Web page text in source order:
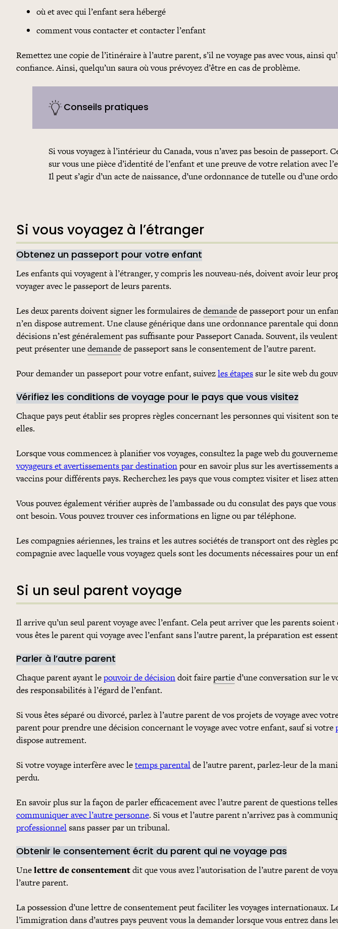
où et avec qui l’enfant sera hébergé
comment vous contacter et contacter l’enfant
Remettez une copie de l’itinéraire à l’autre parent, s’il ne voyage pas avec vous, ainsi
confiance. Ainsi, quelqu’un saura où vous prévoyez d’être en cas de problème.
Conseils pratiques
Si vous voyagez à l’intérieur du Canada, vous n’avez pas besoin de passeport.
sur vous une pièce d’identité de l’enfant et une preuve de votre relation avec
Il peut s’agir d’un acte de naissance, d’une ordonnance de tutelle ou d’une
Si vous voyagez à l’étranger
Obtenez un passeport pour votre enfant
Les enfants qui voyagent à l’étranger, y compris les nouveau-nés, doivent avoir leur
voyager avec le passeport de leurs parents.
Les deux parents doivent signer les formulaires dedemandede passeport pour un
n’en dispose autrement. Une clause générique dans une ordonnance parentale qui
décisions n’est généralement pas suffisante pour Passeport Canada. Souvent, ils
peut présenter unedemandede passeport sans le consentement de l’autre parent.
Pour demander un passeport pour votre enfant, suivezles étapessur le site web du
Vérifiez les conditions de voyage pour le pays que vous visitez
Chaque pays peut établir ses propres règles concernant les personnes qui visitent son
elles.
Lorsque vous commencez à planifier vos voyages, consultez la page web du
voyageurs et avertissements par destinationpour en savoir plus sur les avertissements
vaccins pour différents pays. Recherchez les pays que vous comptez visiter et lisez
Vous pouvez également vérifier auprès de l’ambassade ou du consulat des pays que
ont besoin. Vous pouvez trouver ces informations en ligne ou par téléphone.
Les compagnies aériennes, les trains et les autres sociétés de transport ont des règles
compagnie avec laquelle vous voyagez quels sont les documents nécessaires pour un
Si un seul parent voyage
Il arrive qu’un seul parent voyage avec l’enfant. Cela peut arriver que les parents
vous êtes le parent qui voyage avec l’enfant sans l’autre parent, la préparation est
Parler à l’autre parent
Chaque parent ayant lepouvoir de décisiondoit fairepartied’une conversation sur le
des responsabilités à l’égard de l’enfant.
Si vous êtes séparé ou divorcé, parlez à l’autre parent de vos projets de voyage avec
parent pour prendre une décision concernant le voyage avec votre enfant, sauf si votre
dispose autrement.
Si votre voyage interfère avec letemps parentalde l’autre parent, parlez-leur de la
perdu.
En savoir plus sur la façon de parler efficacement avec l’autre parent de questions telles
communiquer avec l’autre personne. Si vous et l’autre parent n’arrivez pas à
professionnelsans passer par un tribunal.
Obtenir le consentement écrit du parent qui ne voyage pas
Unelettre de consentementdit que vous avez l’autorisation de l’autre parent de
l’autre parent.
La possession d’une lettre de consentement peut faciliter les voyages internationaux.
l’immigration dans d’autres pays peuvent vous la demander lorsque vous entrez dans